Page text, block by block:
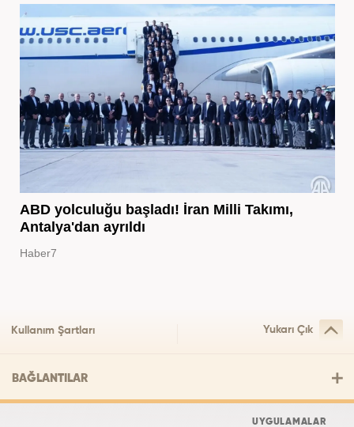
ABD yolculuğu başladı! İran Milli Takımı,
Antalya'dan ayrıldı
Haber7
Kullanım Şartları Yukarı Çık
BAĞLANTILAR
UYGULAMALAR